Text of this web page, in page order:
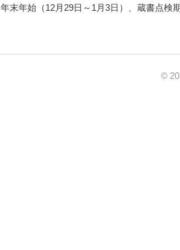
年末年始（12月29日～1月3日）、蔵書点検
©